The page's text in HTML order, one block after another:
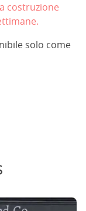
costruzione
solo come